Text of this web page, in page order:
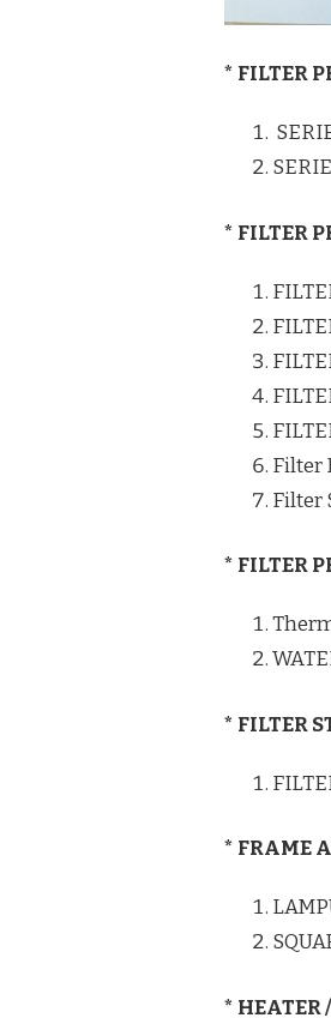
* FILTER
* FILTER
Filter
Filter
* FILTER
* FILTER
* FRAME
* HEATER